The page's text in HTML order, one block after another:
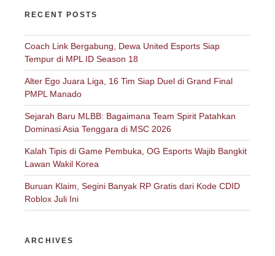
RECENT POSTS
Coach Link Bergabung, Dewa United Esports Siap
Tempur di MPL ID Season 18
Alter Ego Juara Liga, 16 Tim Siap Duel di Grand Final
PMPL Manado
Sejarah Baru MLBB: Bagaimana Team Spirit Patahkan
Dominasi Asia Tenggara di MSC 2026
Kalah Tipis di Game Pembuka, OG Esports Wajib Bangkit
Lawan Wakil Korea
Buruan Klaim, Segini Banyak RP Gratis dari Kode CDID
Roblox Juli Ini
ARCHIVES